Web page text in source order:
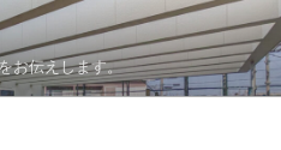
お伝えします。